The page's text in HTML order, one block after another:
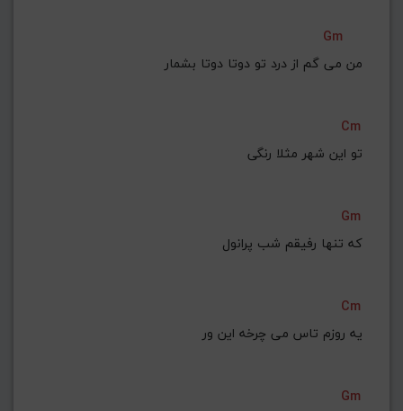
Gm
من می گم از درد تو دوتا دوتا بشمار
Cm
تو این شهر مثلا رنگی
Gm
که تنها رفیقم شب پرانول
Cm
یه روزم تاس می چرخه این ور
Gm